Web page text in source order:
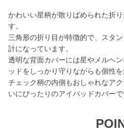
かわいい星柄が散りばめられた折
す。
三角形の折り目が特徴的で、スタ
計になっています。
透明な背面カバーには星やメルヘ
ッドをしっかり守りながらも個性を
チェック柄の内側もおしゃれなア
いにぴったりのアイパッドカバーで